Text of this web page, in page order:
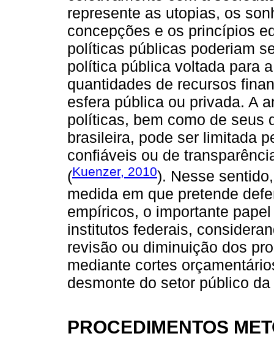
represente as utopias, os
concepções e os princípios
políticas públicas poderiam
política pública voltada para
quantidades de recursos
esfera pública ou privada. A
políticas, bem como de seus
brasileira, pode ser limitada
confiáveis ou de
(Kuenzer, 2010). Nesse
medida em que pretende
empíricos, o importante
institutos federais,
revisão ou diminuição dos
mediante cortes
desmonte do setor público
PROCEDIMENTOS